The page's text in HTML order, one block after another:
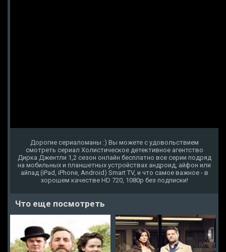
Дорогие сериаломаны :) Вы можете с удовольствием
смотреть сериал Холистическое детективное агентство
Дирка Джентли 1,2 сезон онлайн бесплатно все серии подряд
на мобильных и планшетных устройствах андроид, айфон или
айпад (iPad, iPhone, Android) Smart TV, и что самое важное - в
хорошем качестве HD 720, 1080p без подписки!
Что еще посмотреть